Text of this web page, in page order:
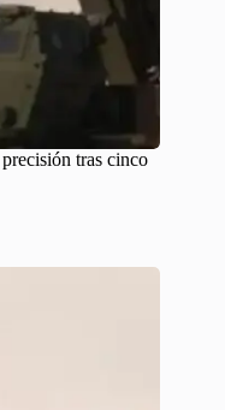
tras cinco